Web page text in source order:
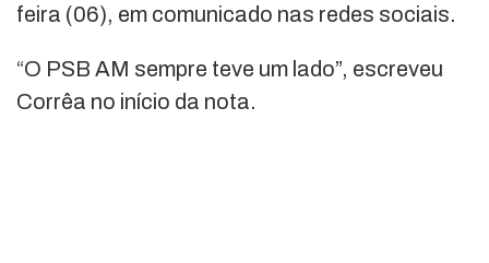
feira (06), em comunicado nas redes sociais.
“O PSB AM sempre teve um lado”, escreveu
Corrêa no início da nota.